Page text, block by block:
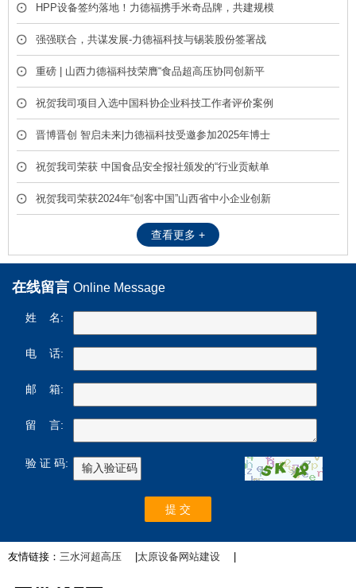
HPP设备签约落地！力德福携手米奇品牌，共建规模
化冷榨饮品产线
强强联合，共谋发展-力德福科技与锡装股份签署战
略合作框架协议
重磅 | 山西力德福科技荣膺“食品超高压协同创新平
台共创单位”，携手产业链共筑非热加工新生态
祝贺我司项目入选中国科协企业科技工作者评价案例
库
晋博晋创 智启未来|力德福科技受邀参加2025年博士
后创新创业成果展
祝贺我司荣获 中国食品安全报社颁发的“行业贡献单
位” 荣誉称号
祝贺我司荣获2024年“创客中国”山西省中小企业创新
查看更多 +
在线留言 Online Message
姓 名:
电 话:
邮 箱:
留 言:
验 证 码:
友情链接： 三水河超高压 |太原设备网站建设 |